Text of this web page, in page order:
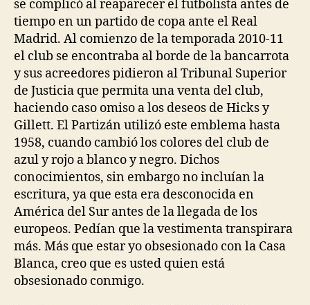
se complicó al reaparecer el futbolista antes de
tiempo en un partido de copa ante el Real
Madrid. Al comienzo de la temporada 2010-11
el club se encontraba al borde de la bancarrota
y sus acreedores pidieron al Tribunal Superior
de Justicia que permita una venta del club,
haciendo caso omiso a los deseos de Hicks y
Gillett. El Partizán utilizó este emblema hasta
1958, cuando cambió los colores del club de
azul y rojo a blanco y negro. Dichos
conocimientos, sin embargo no incluían la
escritura, ya que esta era desconocida en
América del Sur antes de la llegada de los
europeos. Pedían que la vestimenta transpirara
más. Más que estar yo obsesionado con la Casa
Blanca, creo que es usted quien está
obsesionado conmigo.